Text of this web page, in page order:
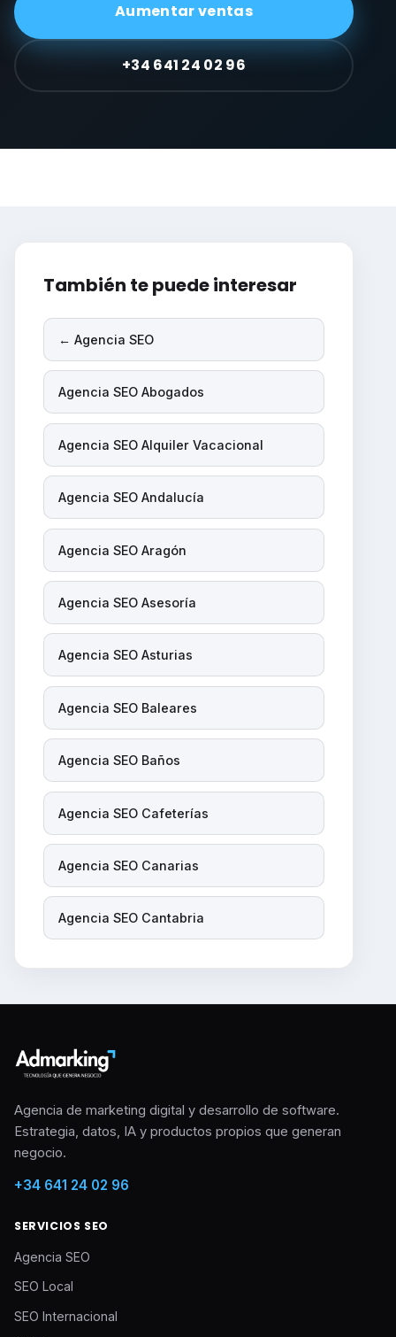
Aumentar ventas
+34 641 24 02 96
También te puede interesar
← Agencia SEO
Agencia SEO Abogados
Agencia SEO Alquiler Vacacional
Agencia SEO Andalucía
Agencia SEO Aragón
Agencia SEO Asesoría
Agencia SEO Asturias
Agencia SEO Baleares
Agencia SEO Baños
Agencia SEO Cafeterías
Agencia SEO Canarias
Agencia SEO Cantabria
Agencia de marketing digital y desarrollo de software.
Estrategia, datos, IA y productos propios que generan
negocio.
+34 641 24 02 96
SERVICIOS SEO
Agencia SEO
SEO Local
SEO Internacional